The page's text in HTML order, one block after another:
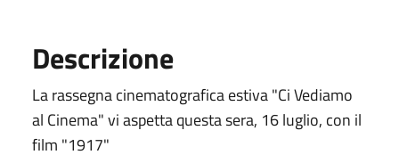
Descrizione
La rassegna cinematografica estiva "Ci Vediamo
al Cinema" vi aspetta questa sera, 16 luglio, con il
film "1917"